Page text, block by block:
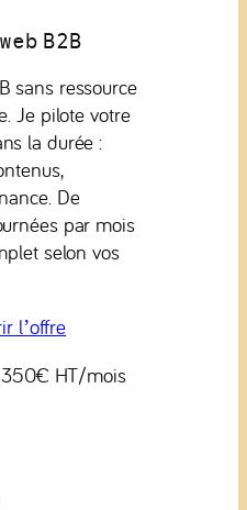
B2B
sans ressource
Je pilote votre
la durée :
De
par mois
selon vos
l’offre
350€ HT/mois